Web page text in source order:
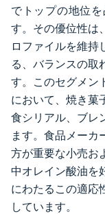
でトップの地位を
す。その優位性は
ロファイルを維持
る、バランスの取
す。このセグメン
において、焼き菓
食シリアル、ブレ
ます。食品メーカ
方が重要な小売お
中オレイン酸油を
にわたるこの適応
しています。